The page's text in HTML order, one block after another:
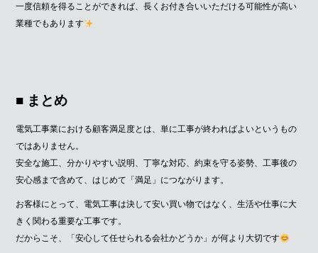
一度信頼を得ることができれば、長くお付き合いいただける可能性が高い
業種でもあります
■ まとめ
電気工事業における顧客満足度とは、単に工事が終わればよいというもの
ではありません。
安全な施工、分かりやすい説明、丁寧な対応、約束を守る姿勢、工事後の
安心感まで含めて、はじめて「満足」につながります。
お客様にとって、電気工事は決して安い買い物ではなく、生活や仕事に大
きく関わる重要な工事です。
だからこそ、「安心して任せられる会社かどうか」が何より大切です